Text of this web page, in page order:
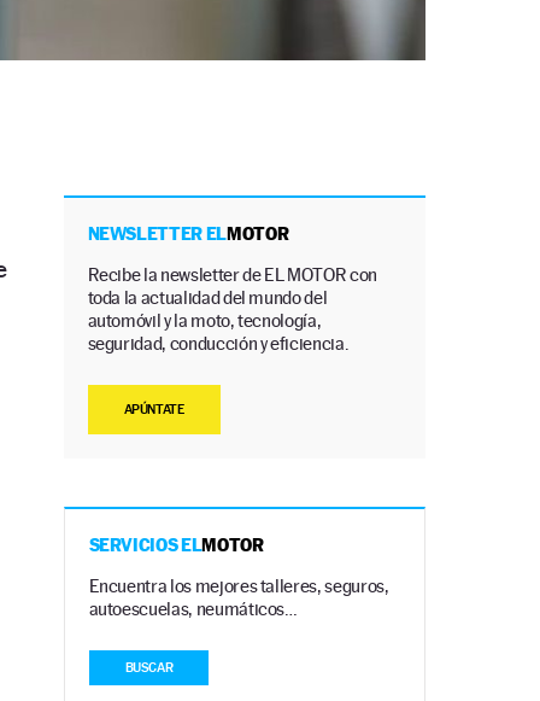
NEWSLETTER ELMOTOR
Recibe la newsletter de EL MOTOR con
toda la actualidad del mundo del
automóvil y la moto, tecnología,
seguridad, conducción y eficiencia.
APÚNTATE
SERVICIOS ELMOTOR
Encuentra los mejores talleres, seguros,
autoescuelas, neumáticos…
BUSCAR